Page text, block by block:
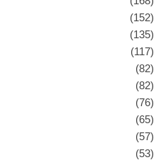
(152)
(135)
(117)
(82)
(82)
(76)
(65)
(57)
(53)